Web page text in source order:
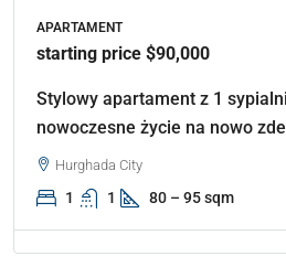
APARTAMENT
starting price $90,000
Stylowy apartament z 1
nowoczesne życie na nowo
Hurghada City
1 1 80 – 95 sqm